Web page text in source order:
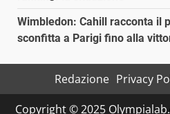
Wimbledon: Cahill racconta il
sconfitta a Parigi fino alla
Redazione Privacy
Copyright © 2025